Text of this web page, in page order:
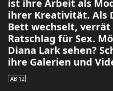
ist ihre Arbeit als
ihrer Kreativität. Als
Bett wechselt,
Ratschlag für Sex.
Diana Lark sehen?
ihre Galerien und
AB 12